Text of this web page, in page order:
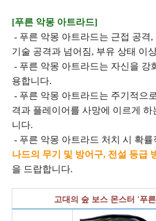
[푸른 악몽 아트라드]
- 푸른 악몽 아트라드는 근접 공격,
기술 공격과 넘어짐, 부유 상태 이
- 푸른 악몽 아트라드는 자신을 강
용합니다.
- 푸른 악몽 아트라드는 주기적으
격과 플레이어를 사망에 이르게
니다.
- 푸른 악몽 아트라드 처치 시 확률
나드의 무기 및 방어구, 전설 등급
을 드랍합니다.
고대의 숲 보스 몬스터 '푸